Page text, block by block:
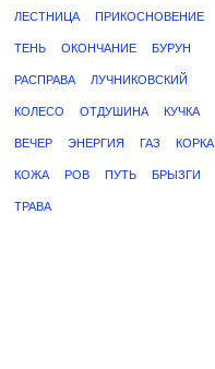
ЛЕСТНИЦА ПРИКОСНОВЕНИЕ
ТЕНЬ ОКОНЧАНИЕ БУРУН
РАСПРАВА ЛУЧНИКОВСКИЙ
КОЛЕСО ОТДУШИНА КУЧКА
ВЕЧЕР ЭНЕРГИЯ ГАЗ КОРКА
КОЖА РОВ ПУТЬ БРЫЗГИ
ТРАВА